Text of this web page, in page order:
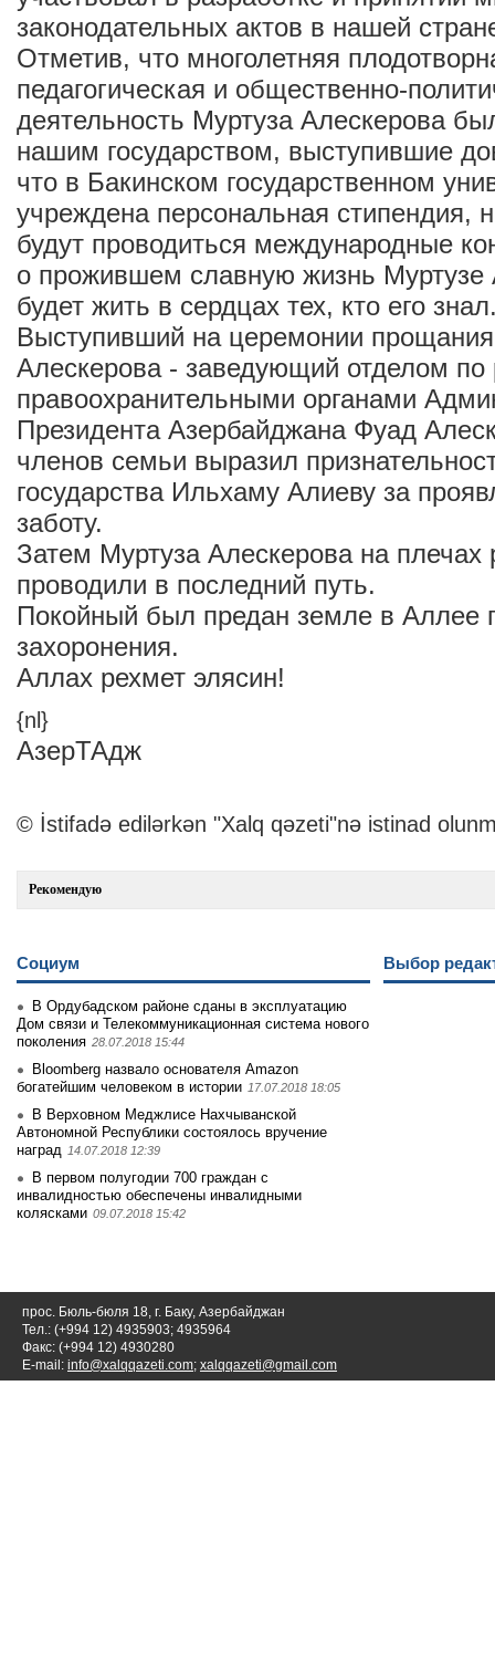
законодательных актов в нашей
Отметив, что многолетняя
педагогическая и общественно-
деятельность Муртуза Алескерова
нашим государством, выступившие
что в Бакинском государственном
учреждена персональная стипендия,
будут проводиться международные
о прожившем славную жизнь Муртузе
будет жить в сердцах тех, кто его
Выступивший на церемонии
Алескерова - заведующий отделом по
правоохранительными органами
Президента Азербайджана Фуад
членов семьи выразил
государства Ильхаму Алиеву за
заботу.
Затем Муртуза Алескерова на плечах
проводили в последний путь.
Покойный был предан земле в Аллее
захоронения.
Аллах рехмет элясин!
{nl}
АзерТАдж
© İstifadə edilərkən "Xalq qəzeti"nə istinad
Рекомендую
Социум
В Ордубадском районе сданы в эксплуатацию
Дом связи и Телекоммуникационная система нового
поколения 28.07.2018 15:44
Bloomberg назвало основателя Amazon
богатейшим человеком в истории 17.07.2018 18:05
В Верховном Меджлисе Нахчыванской
Автономной Республики состоялось вручение
наград 14.07.2018 12:39
В первом полугодии 700 граждан с
инвалидностью обеспечены инвалидными
колясками 09.07.2018 15:42
Выбор
прос. Бюль-бюля 18, г. Баку, Азербайджан
Тел.: (+994 12) 4935903; 4935964
Факс: (+994 12) 4930280
E-mail: info@xalqqazeti.com; xalqqazeti@gmail.com